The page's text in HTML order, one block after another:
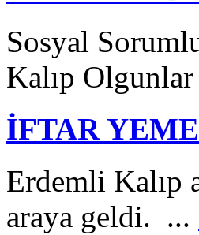
Sosyal
Kalıp
İFTAR
Erdemli Kalıp
araya geldi. ...